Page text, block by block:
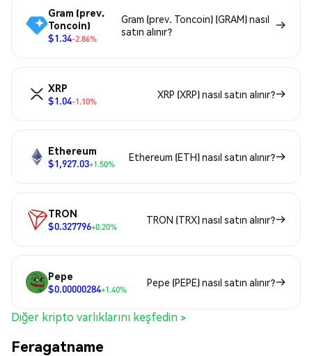
Gram (prev.
Toncoin)
$1.34-2.86%
Gram (prev. Toncoin) (GRAM) nasıl
satın alınır?
XRP
$1.04-1.10%
XRP (XRP) nasıl satın alınır?
Ethereum
$1,927.03+1.50%
Ethereum (ETH) nasıl satın alınır?
TRON
$0.327796+0.20%
TRON (TRX) nasıl satın alınır?
Pepe
$0.00000284+1.40%
Pepe (PEPE) nasıl satın alınır?
Diğer kripto varlıklarını keşfedin >
Feragatname